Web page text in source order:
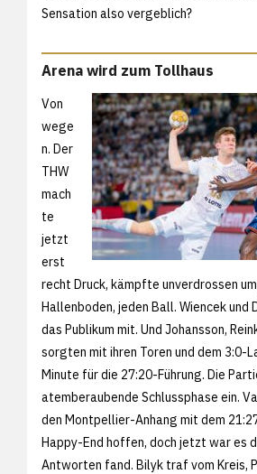
Sensation also vergeblich?
Arena wird zum Tollhaus
Von
wege
n. Der
THW
mach
te
jetzt
erst
recht Druck, kämpfte unverdrossen
Hallenboden, jeden Ball. Wiencek und
das Publikum mit. Und Johansson,
sorgten mit ihren Toren und dem 3:0-
Minute für die 27:20-Führung. Die
atemberaubende Schlussphase ein.
den Montpellier-Anhang mit dem
Happy-End hoffen, doch jetzt war es
Antworten fand. Bilyk traf vom Kreis,